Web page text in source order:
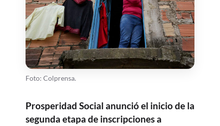
Foto: Colprensa.
Prosperidad Social anunció el inicio de la
segunda etapa de inscripciones a